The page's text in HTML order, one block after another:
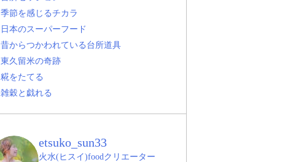
季節を感じるチカラ
日本のスーパーフード
昔からつかわれている台所道具
東久留米の奇跡
糀をたてる
雑穀と戯れる
etsuko_sun33
火水(ヒスイ)foodクリエーター